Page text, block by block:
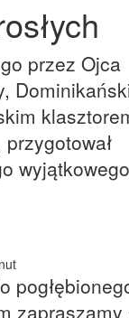
przez Ojca
wyjątkowego
zapraszamy